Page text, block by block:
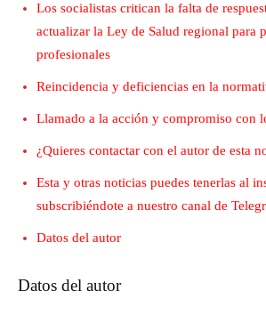
Los socialistas critican la falta de
actualizar la Ley de Salud regional para
profesionales
Reincidencia y deficiencias en la
Llamado a la acción y compromiso con
¿Quieres contactar con el autor de esta
Esta y otras noticias puedes tenerlas al
subscribiéndote a nuestro canal de
Datos del autor
Datos del autor